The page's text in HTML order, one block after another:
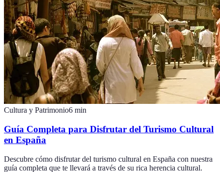
Cultura y Patrimonio6 min
Guía Completa para Disfrutar del Turismo Cultural
en España
Descubre cómo disfrutar del turismo cultural en España con nuestra
guía completa que te llevará a través de su rica herencia cultural.